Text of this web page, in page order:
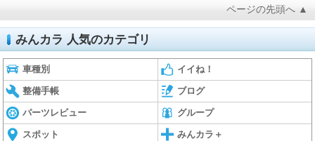
ページの先頭へ ▲
みんカラ 人気のカテゴリ
車種別 イイね！
整備手帳 ブログ
パーツレビュー グループ
スポット みんカラ＋